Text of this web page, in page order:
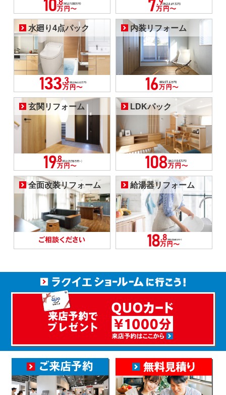
水廻り4点パック 内装リフォーム
玄関リフォーム LDKパック
全面改装リフォーム 給湯器リフォーム